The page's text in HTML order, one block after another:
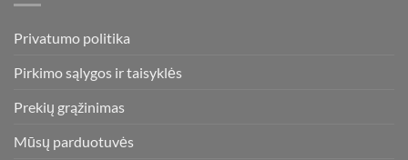
Privatumo politika
Pirkimo sąlygos ir taisyklės
Prekių grąžinimas
Mūsų parduotuvės